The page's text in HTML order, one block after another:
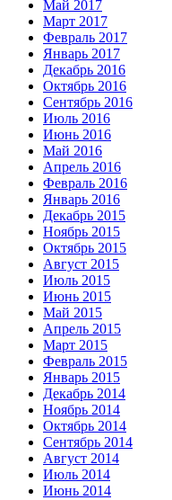
Май 2017
Март 2017
Февраль 2017
Январь 2017
Декабрь 2016
Октябрь 2016
Сентябрь 2016
Июль 2016
Июнь 2016
Май 2016
Апрель 2016
Февраль 2016
Январь 2016
Декабрь 2015
Ноябрь 2015
Октябрь 2015
Август 2015
Июль 2015
Июнь 2015
Май 2015
Апрель 2015
Март 2015
Февраль 2015
Январь 2015
Декабрь 2014
Ноябрь 2014
Октябрь 2014
Сентябрь 2014
Август 2014
Июль 2014
Июнь 2014